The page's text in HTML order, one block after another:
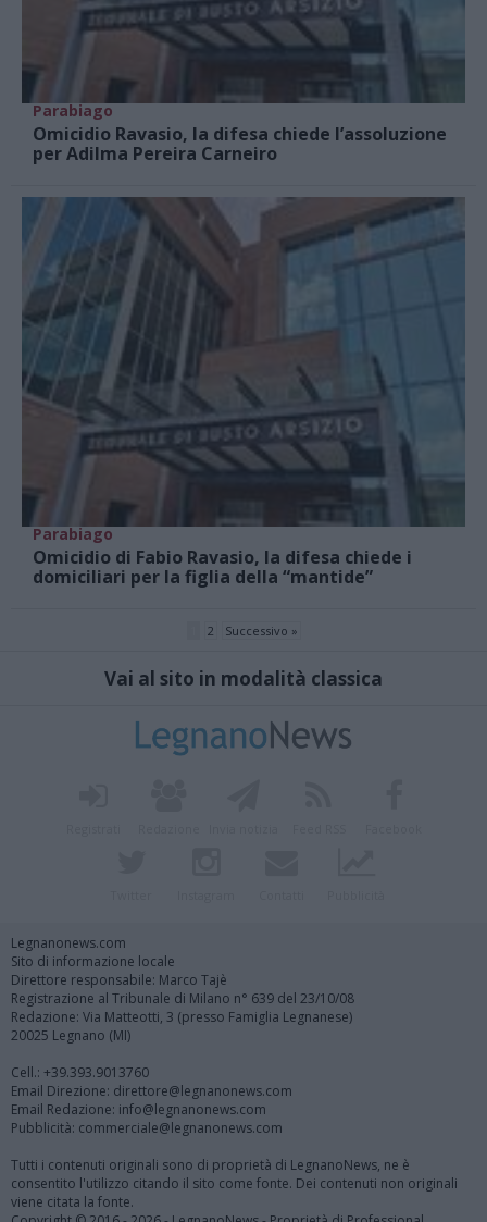
Parabiago
Omicidio Ravasio, la difesa chiede l’assoluzione
per Adilma Pereira Carneiro
Parabiago
Omicidio di Fabio Ravasio, la difesa chiede i
domiciliari per la figlia della “mantide”
2 Successivo »
Vai al sito in modalità classica
Legnanonews.com
Sito di informazione locale
Direttore responsabile: Marco Tajè
Registrazione al Tribunale di Milano n° 639 del 23/10/08
Redazione: Via Matteotti, 3 (presso Famiglia Legnanese)
20025 Legnano (MI)
Cell.: +39.393.9013760
Email Direzione: direttore@legnanonews.com
Email Redazione: info@legnanonews.com
Pubblicità: commerciale@legnanonews.com
Tutti i contenuti originali sono di proprietà di LegnanoNews, ne è
consentito l'utilizzo citando il sito come fonte. Dei contenuti non originali
viene citata la fonte.